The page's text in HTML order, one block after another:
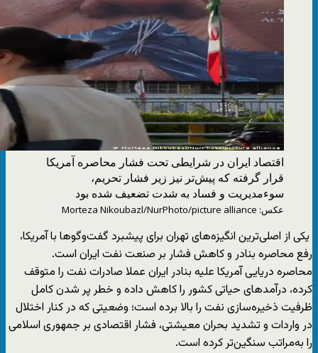
اقتصاد ایران در شرایطی تحت فشار محاصره آمریکا
قرار گرفته که پیش‌تر نیز زیر فشار تحریم،
سوءمدیریت و فساد به شدت تضعیف شده بود
عکس: Morteza Nikoubazl/NurPhoto/picture alliance
یکی از اصلی‌ترین انگیزه‌های تهران برای پیشبرد گفت‌‌وگوها با آمریکا،
رفع محاصره بنادر و کاهش فشار بر صنعت نفت ایران است.
محاصره دریایی آمریکا علیه بنادر ایران عملا صادرات نفت را متوقف
کرده، درآمدهای حیاتی کشور را کاهش داده و خطر پر شدن کامل
ظرفیت ذخیره‌سازی نفت را بالا برده است؛ وضعیتی که در کنار اختلال
در واردات و تشدید بحران معیشتی، فشار اقتصادی بر جمهوری اسلامی
را به‌مراتب سنگین‌تر کرده است.